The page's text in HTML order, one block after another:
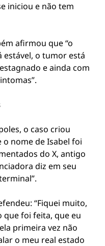
iniciou e não tem
afirmou que “o
estável, o tumor está
e ainda com
o caso criou
o nome de Isabel foi
do X, antigo
diz em seu
“Fiquei muito,
que foi feita, que eu
primeira vez não
o meu real estado